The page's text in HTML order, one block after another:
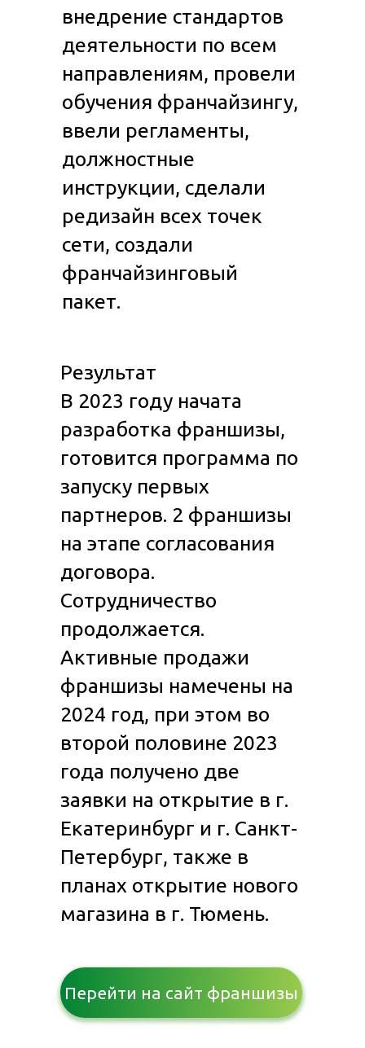
внедрение стандартов
деятельности по всем
направлениям, провели
обучения франчайзингу,
ввели регламенты,
должностные
инструкции, сделали
редизайн всех точек
сети, создали
франчайзинговый
пакет.
Результат
В 2023 году начата
разработка франшизы,
готовится программа по
запуску первых
партнеров. 2 франшизы
на этапе согласования
договора.
Сотрудничество
продолжается.
Активные продажи
франшизы намечены на
2024 год, при этом во
второй половине 2023
года получено две
заявки на открытие в г.
Екатеринбург и г. Санкт-
Петербург, также в
планах открытие нового
магазина в г. Тюмень.
Перейти на сайт франшизы